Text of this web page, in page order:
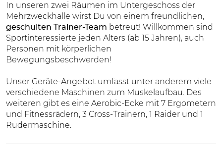
In unseren zwei Räumen im Untergeschoss der
Mehrzweckhalle wirst Du von einem freundlichen,
geschulten Trainer-Team betreut! Willkommen sind
Sportinteressierte jeden Alters (ab 15 Jahren), auch
Personen mit körperlichen
Bewegungsbeschwerden!
Unser Geräte-Angebot umfasst unter anderem viele
verschiedene Maschinen zum Muskelaufbau. Des
weiteren gibt es eine Aerobic-Ecke mit 7 Ergometern
und Fitnessrädern, 3 Cross-Trainern, 1 Raider und 1
Rudermaschine.